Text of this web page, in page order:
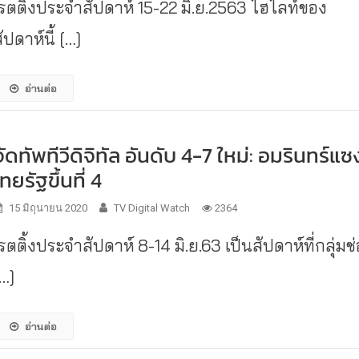
ตติ้งประจำสัปดาห์ 15-22 มิ.ย.2563 ไฮไลท์ของ
ดาห์นี้ […]
อ่านต่อ
ทัพทีวีดิจิทัล อันดับ 4-7 ใหม่: อมรินทร์แซ
ยรัฐขึ้นที่ 4
15 มิถุนายน 2020 TV Digital Watch 2364
ตติ้งประจำสัปดาห์ 8-14 มิ.ย.63 เป็นสัปดาห์ที่กลุ่ม
อ่านต่อ